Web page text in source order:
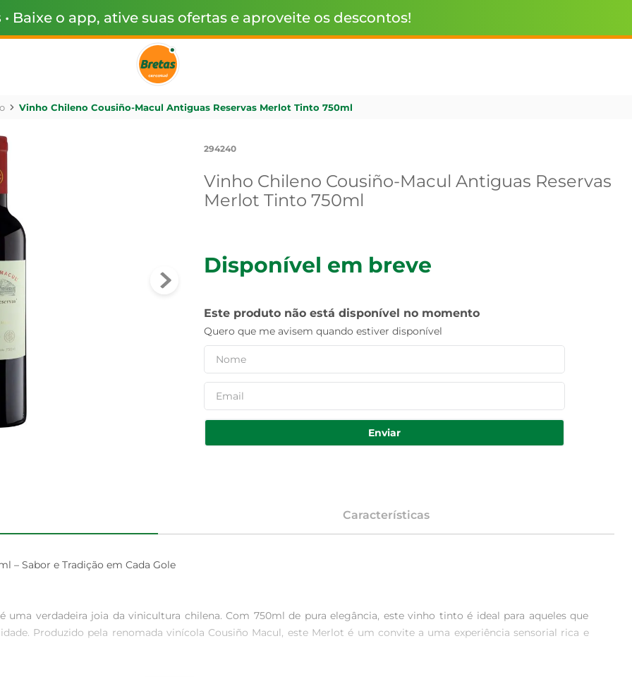
• Baixe o app, ative suas ofertas e aproveite os descontos!
Vinho Chileno Cousiño-Macul Antiguas Reservas Merlot Tinto 750ml
294240
Vinho Chileno Cousiño-Macul Antiguas Reservas
Merlot Tinto 750ml
Disponível em breve
Este produto não está disponível no momento
Quero que me avisem quando estiver disponível
Enviar
Características
– Sabor e Tradição em Cada Gole
uma verdadeira joia da vinicultura chilena. Com 750ml de pura elegância, este vinho tinto é ideal para aqueles que
Produzido pela renomada vinícola Cousiño Macul, este Merlot é um convite a uma experiência sensorial rica e